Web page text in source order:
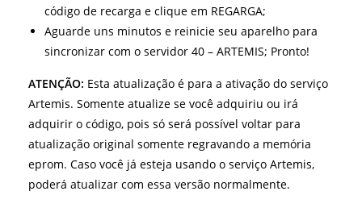
código de recarga e clique em REGARGA;
Aguarde uns minutos e reinicie seu aparelho para
sincronizar com o servidor 40 – ARTEMIS; Pronto!
ATENÇÃO: Esta atualização é para a ativação do serviço
Artemis. Somente atualize se você adquiriu ou irá
adquirir o código, pois só será possível voltar para
atualização original somente regravando a memória
eprom. Caso você já esteja usando o serviço Artemis,
poderá atualizar com essa versão normalmente.